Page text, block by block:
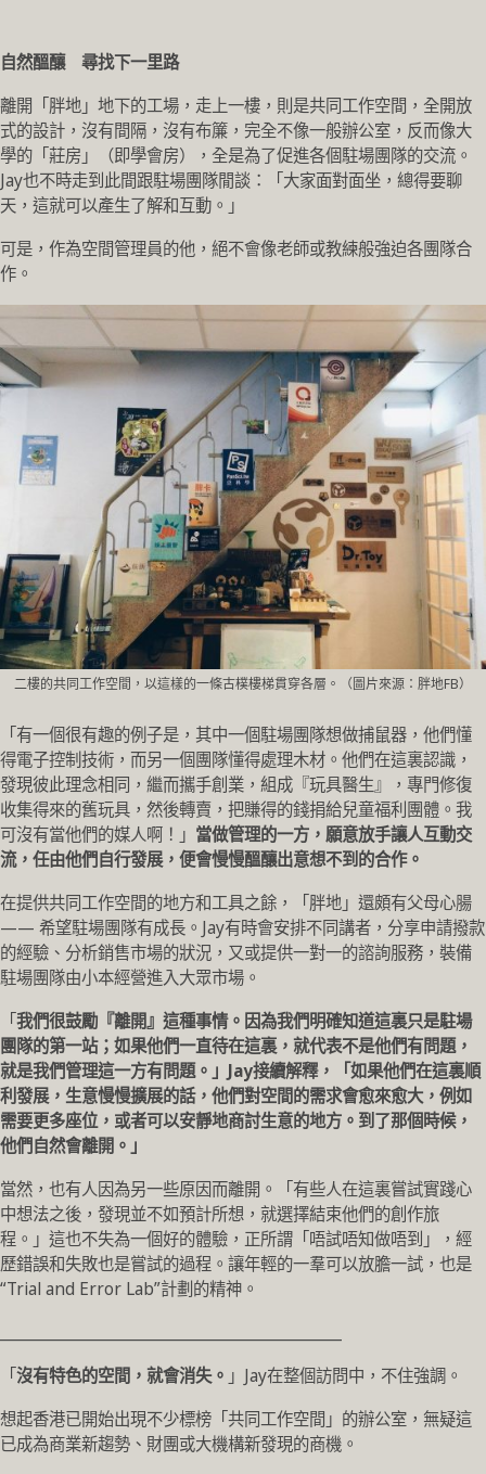
自然醞釀 尋找下一里路
離開「胖地」地下的工場，走上一樓，則是共同工作空間，全開放
式的設計，沒有間隔，沒有布簾，完全不像一般辦公室，反而像大
學的「莊房」（即學會房），全是為了促進各個駐場團隊的交流。
Jay也不時走到此間跟駐場團隊閒談：「大家面對面坐，總得要聊
天，這就可以產生了解和互動。」
可是，作為空間管理員的他，絕不會像老師或教練般強迫各團隊合
作。
二樓的共同工作空間，以這樣的一條古樸樓梯貫穿各層。（圖片來源：胖地FB）
「有一個很有趣的例子是，其中一個駐場團隊想做捕鼠器，他們懂
得電子控制技術，而另一個團隊懂得處理木材。他們在這裏認識，
發現彼此理念相同，繼而攜手創業，組成『玩具醫生』，專門修復
收集得來的舊玩具，然後轉賣，把賺得的錢捐給兒童福利團體。我
可沒有當他們的媒人啊！」 當做管理的一方，願意放手讓人互動交
流，任由他們自行發展，便會慢慢醞釀出意想不到的合作。
在提供共同工作空間的地方和工具之餘，「胖地」還頗有父母心腸
—— 希望駐場團隊有成長。Jay有時會安排不同講者，分享申請撥款
的經驗、分析銷售市場的狀況，又或提供一對一的諮詢服務，裝備
駐場團隊由小本經營進入大眾市場。
「我們很鼓勵『離開』這種事情。因為我們明確知道這裏只是駐場
團隊的第一站；如果他們一直待在這裏，就代表不是他們有問題，
就是我們管理這一方有問題。」Jay接續解釋，「如果他們在這裏順
利發展，生意慢慢擴展的話，他們對空間的需求會愈來愈大，例如
需要更多座位，或者可以安靜地商討生意的地方。到了那個時候，
他們自然會離開。」
當然，也有人因為另一些原因而離開。「有些人在這裏嘗試實踐心
中想法之後，發現並不如預計所想，就選擇結束他們的創作旅
程。」這也不失為一個好的體驗，正所謂「唔試唔知做唔到」，經
歷錯誤和失敗也是嘗試的過程。讓年輕的一羣可以放膽一試，也是
“Trial and Error Lab”計劃的精神。
「沒有特色的空間，就會消失。 」Jay在整個訪問中，不住強調。
想起香港已開始出現不少標榜「共同工作空間」的辦公室，無疑這
已成為商業新趨勢、財團或大機構新發現的商機。